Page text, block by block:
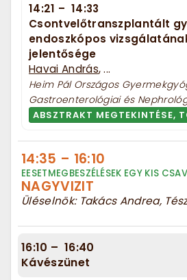
14:21 – 14:33
Csontvelőtranszplantált
endoszkópos
jelentősége
Havai András, ...
Heim Pál Országos
Gastroenterológiai és
ABSZTRAKT MEGTEKINTÉSE,
14:35 – 16:10
EESETMEGBESZÉLÉSEK EGY KIS
NAGYVIZIT
Üléselnök: Takács Andrea,
16:10 – 16:40
Kávészünet